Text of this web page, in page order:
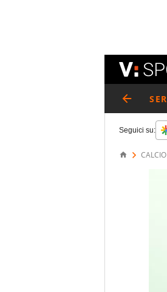
Seguici su:
CALCIO